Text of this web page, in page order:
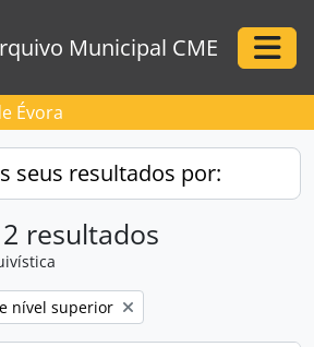
Municipal CME
Évora
seus resultados por:
resultados
nível superior